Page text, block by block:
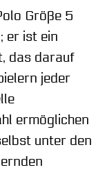
Größe 5
er ist ein
das darauf
jeder
ermöglichen
unter den